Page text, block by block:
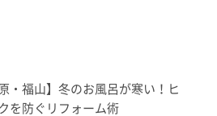
・福山】冬のお風呂が寒い！ヒ
を防ぐリフォーム術